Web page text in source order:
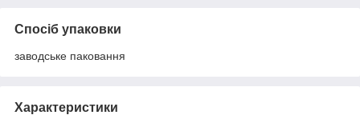
Спосіб упаковки
заводське паковання
Характеристики